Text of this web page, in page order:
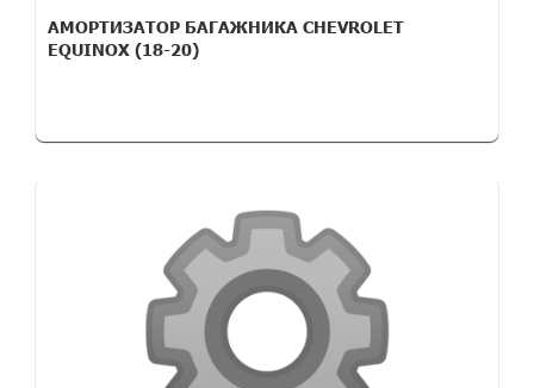
АМОРТИЗАТОР БАГАЖНИКА CHEVROLET
EQUINOX (18-20)